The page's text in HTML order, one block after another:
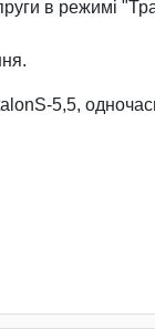
в режимі
5,5,